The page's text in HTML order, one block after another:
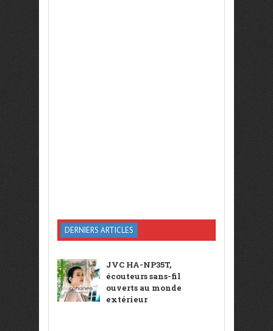
DERNIERS ARTICLES
JVC HA-NP35T,
écouteurs sans-fil
ouverts au monde
extérieur